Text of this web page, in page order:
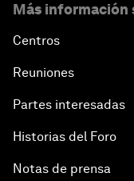
Más información
Centros
Reuniones
Partes interesadas
Historias del Foro
Notas de prensa